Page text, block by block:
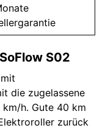
S02
die zugelassene
h. Gute 40 km
zurück